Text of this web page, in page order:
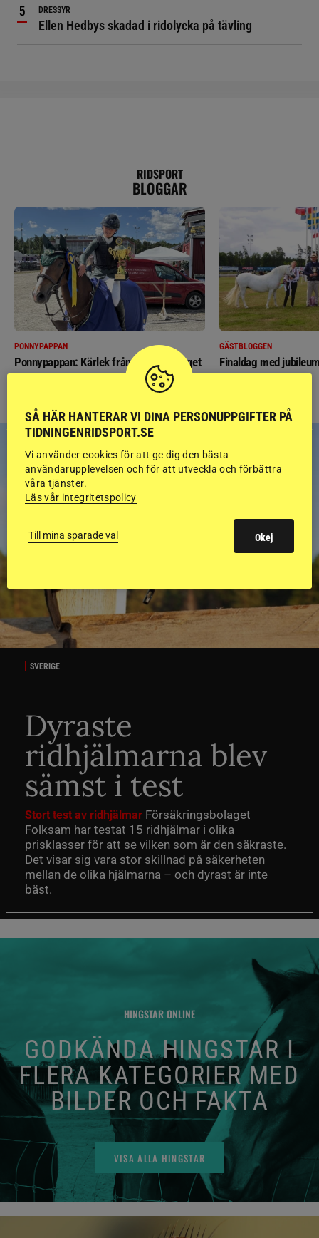
DRESSYR
Ellen Hedbys skadad i ridolycka på tävling
RIDSPORT
BLOGGAR
PONNYPAPPAN
Ponnypappan: Kärlek från första gnägget
GÄSTBLOGGEN
Finaldag med
SVERIGE
Dyraste
ridhjälmarna blev
sämst i test
Stort test av ridhjälmar Försäkringsbolaget
Folksam har testat 15 ridhjälmar i olika
prisklasser för att se vilken som är den säkraste.
Det visar sig vara stor skillnad på säkerheten
mellan de olika hjälmarna – och dyrast är inte
bäst.
HINGSTAR ONLINE
GODKÄNDA HINGSTAR I
FLERA KATEGORIER MED
BILDER OCH FAKTA
VISA ALLA HINGSTAR
SÅ HÄR HANTERAR VI DINA PERSONUPPGIFTER PÅ
TIDNINGENRIDSPORT.SE
Vi använder cookies för att ge dig den bästa
användarupplevelsen och för att utveckla och förbättra
våra tjänster.
Läs vår integritetspolicy
Till mina sparade val Okej